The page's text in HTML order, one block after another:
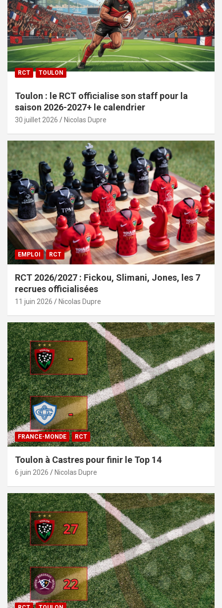
RCT TOULON
Toulon : le RCT officialise son staff pour la
saison 2026-2027+ le calendrier
30 juillet 2026 Nicolas Dupre
EMPLOI RCT
RCT 2026/2027 : Fickou, Slimani, Jones, les 7
recrues officialisées
11 juin 2026 Nicolas Dupre
FRANCE-MONDE RCT
Toulon à Castres pour finir le Top 14
6 juin 2026 Nicolas Dupre